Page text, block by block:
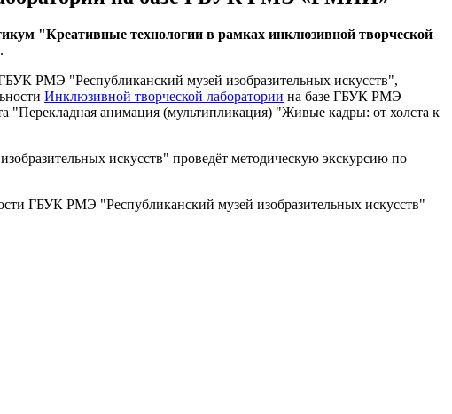
"Креативные технологии в рамках инклюзивной творческой
.
РМЭ "Республиканский музей изобразительных искусств",
Инклюзивной творческой лаборатории на базе ГБУК РМЭ
"Перекладная анимация (мультипликация) "Живые кадры: от холста к
искусств" проведёт методическую экскурсию по
ГБУК РМЭ "Республиканский музей изобразительных искусств"